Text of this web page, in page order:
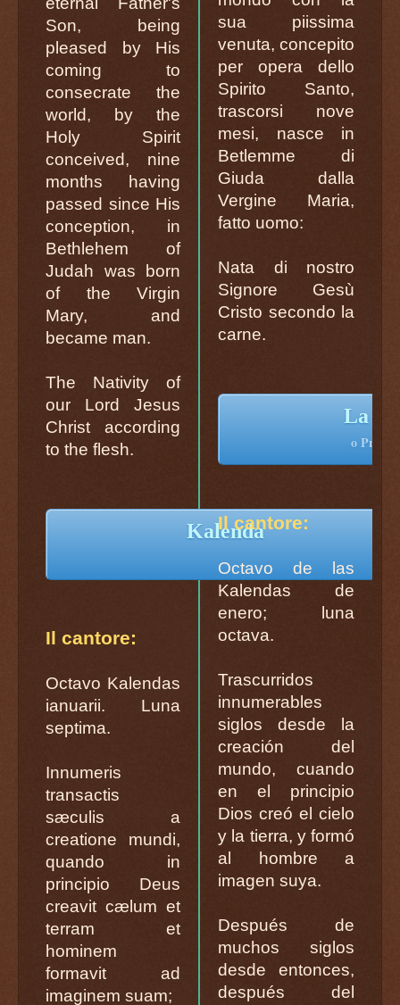
Son, being
pleased by His
coming to
consecrate the
world, by the
Holy Spirit
conceived, nine
months having
passed since His
conception, in
Bethlehem of
Judah was born
of the Virgin
Mary, and
became man.
The Nativity of
our Lord Jesus
Christ according
to the flesh.
Kalenda
Il cantore:
Octavo Kalendas
ianuarii. Luna
septima.
Innumeris
transactis
sæculis a
creatione mundi,
quando in
principio Deus
creavit cælum et
terram et
hominem
formavit ad
imaginem suam;
sua piissima
venuta, concepito
per opera dello
Spirito Santo,
trascorsi nove
mesi, nasce in
Betlemme di
Giuda dalla
Vergine Maria,
fatto uomo:
Nata di nostro
Signore Gesù
Cristo secondo la
carne.
La
o
Il cantore:
Octavo de las
Kalendas de
enero; luna
octava.
Trascurridos
innumerables
siglos desde la
creación del
mundo, cuando
en el principio
Dios creó el cielo
y la tierra, y formó
al hombre a
imagen suya.
Después de
muchos siglos
desde entonces,
después del